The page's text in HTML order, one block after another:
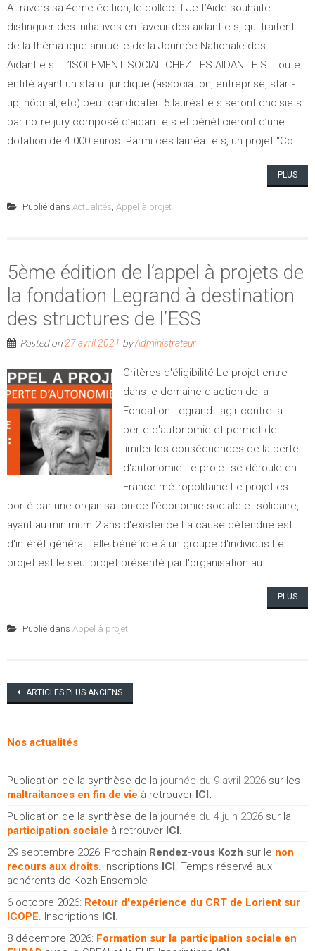
A travers sa 4ème édition, le collectif Je t’Aide souhaite
distinguer des initiatives en faveur des aidant.e.s, qui traitent
de la thématique annuelle de la Journée Nationale des
Aidant.e.s : L’ISOLEMENT SOCIAL CHEZ LES AIDANT.E.S. Toute
entité ayant un statut juridique (association, entreprise, start-
up, hôpital, etc) peut candidater. 5 lauréat.e.s seront choisie.s
par notre jury composé d’aidant.e.s et bénéficieront d’une
dotation de 4 000 euros. Parmi ces lauréat.e.s, un projet “Co...
PLUS
Publié dans Actualités, Appel à projet
5ème édition de l’appel à projets de
la fondation Legrand à destination
des structures de l’ESS
Posted on27 avril 2021 byAdministrateur
Critères d'éligibilité Le projet entre
dans le domaine d'action de la
Fondation Legrand : agir contre la
perte d'autonomie et permet de
limiter les conséquences de la perte
d'autonomie Le projet se déroule en
France métropolitaine Le projet est
porté par une organisation de l'économie sociale et solidaire,
ayant au minimum 2 ans d'existence La cause défendue est
d'intérêt général : elle bénéficie à un groupe d'individus Le
projet est le seul projet présenté par l'organisation au...
PLUS
Publié dans Appel à projet
Navigation
articles
ARTICLES PLUS ANCIENS
Nos actualités
Publication de la synthèse de la journée du 9 avril 2026 sur les
maltraitances en fin de vie à retrouver ICI .
Publication de la synthèse de la journée du 4 juin 2026 sur la
participation sociale à retrouver ICI .
29 septembre 2026: Prochain Rendez-vous Kozh sur le non
recours aux droits. Inscriptions ICI . Temps réservé aux
adhérents de Kozh Ensemble
6 octobre 2026: Retour d'expérience du CRT de Lorient sur
ICOPE. Inscriptions ICI .
8 décembre 2026: Formation sur la participation sociale en